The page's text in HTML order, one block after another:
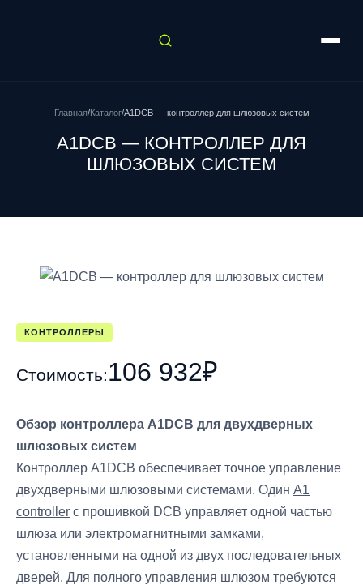
Главная/Каталог/A1DCB — контроллер для шлюзовых систем
A1DCB — КОНТРОЛЛЕР ДЛЯ
ШЛЮЗОВЫХ СИСТЕМ
КОНТРОЛЛЕРЫ
Стоимость:106 932₽
Обзор контроллера A1DCB для двухдверных
шлюзовых систем
Контроллер A1DCB обеспечивает точное управление
двухдверными шлюзовыми системами. Один A1
controller с прошивкой DCB управляет одной частью
шлюза или электромагнитными замками,
установленными на одной из двух последовательных
дверей. Для полного управления шлюзом требуются